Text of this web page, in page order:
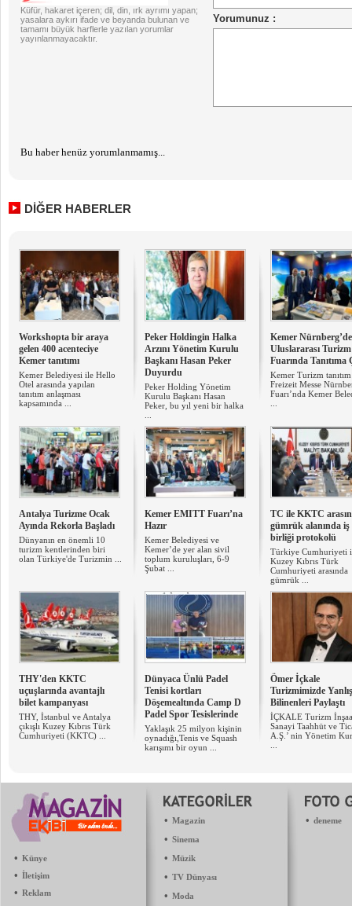
Küfür, hakaret içeren; dil, din, ırk ayrımı yapan;
yasalara aykırı ifade ve beyanda bulunan ve
tamamı büyük harflerle yazılan yorumlar
yayınlanmayacaktır.
Bu haber henüz yorumlanmamış...
DİĞER HABERLER
Workshopta bir araya
gelen 400 acenteciye
Kemer tanıtımı
Kemer Belediyesi ile Hello
Otel arasında yapılan
tanıtım anlaşması
kapsamında ...
Peker Holdingin Halka
Arzını Yönetim Kurulu
Başkanı Hasan Peker
Duyurdu
Peker Holding Yönetim
Kurulu Başkanı Hasan
Peker, bu yıl yeni bir halka
Kemer Nürnberg’de
Uluslararası Turizm
Fuarında Tanıtıma
Kemer Turizm
Freizeit Messe
Fuarı’nda Kemer
Antalya Turizme Ocak
Ayında Rekorla Başladı
Dünyanın en önemli 10
turizm kentlerinden biri
olan Türkiye'de Turizmin ...
Kemer ​EMITT Fuarı’na
Hazır
Kemer Belediyesi ve
Kemer’de yer alan sivil
toplum kuruluşları, 6-9
Şubat ...
TC ile KKTC
gümrük alanında iş
birliği protokolü
Türkiye Cumhuriyeti
Kuzey Kıbrıs Türk
Cumhuriyeti arasında
gümrük ...
THY'den KKTC
uçuşlarında avantajlı
bilet kampanyası
THY, İstanbul ve Antalya
çıkışlı Kuzey Kıbrıs Türk
Cumhuriyeti (KKTC) ...
Dünyaca Ünlü Padel
Tenisi kortları
Döşemealtında Camp D
Padel Spor Tesislerinde
Yaklaşık 25 milyon kişinin
oynadığı,Tenis ve Squash
karışımı bir oyun ...
Ömer İçkale
Turizmimizde Yanlış
Bilinenleri Paylaştı
İÇKALE Turizm
Sanayi Taahhüt ve
A.Ş.’ nin Yönetim
• Künye
• İletişim
• Reklam
• Magazin
• Sinema
• Müzik
• TV Dünyası
• Moda
• deneme